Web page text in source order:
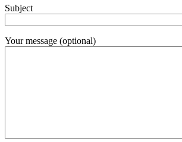
Subject
Your message (optional)